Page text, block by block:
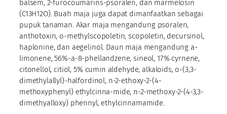
balsem, 2-furocoumarins-psoralen, dan marmelosin
(C13H12O). Buah maja juga dapat dimanfaatkan sebagai
pupuk tanaman. Akar maja mengandung psoralen,
anthotoxin, o-methylscopoletin, scopoletin, decursinol,
haplonine, dan aegelinol. Daun maja mengandung a-
limonene, 56%-a-8-phellandzene, sineol, 17% cyrnene,
citonellol, citiol, 5% cumin aldehyde, alkaloids, o-(3,3-
dimethylallyl)-halfordinol, n-2-ethoxy-2-(4-
methoxyphenyl) ethylcinna-mide, n-2-methoxy-2-(4-3,3-
dimethyalloxy) phennyl, ethylcinnamamide.